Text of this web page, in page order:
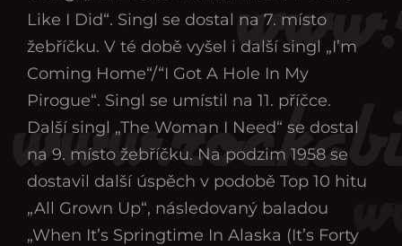
Like I Did“. Singl se dostal na 7. místo
žebříčku. V té době vyšel i další singl „I’m
Coming Home“/“I Got A Hole In My
Pirogue“. Singl se umístil na 11. příčce.
Další singl „The Woman I Need“ se dostal
na 9. místo žebříčku. Na podzim 1958 se
dostavil další úspěch v podobě Top 10 hitu
„All Grown Up“, následovaný baladou
„When It’s Springtime In Alaska (It’s Forty